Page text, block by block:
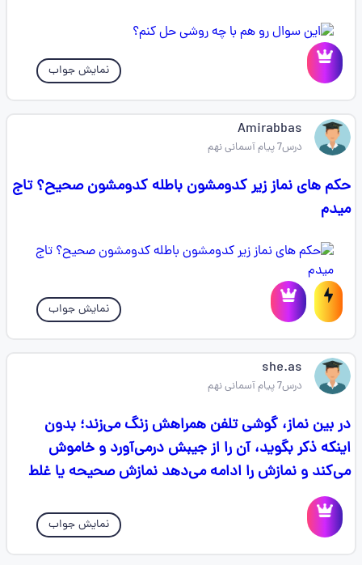
نمایش جواب
Amirabbas
درس7 پیام آسمانی نهم
حکم های نماز زیر کدومشون باطله کدومشون صحیح؟ تاج
میدم
نمایش جواب
she.as
درس7 پیام آسمانی نهم
در بین نماز، گوشی تلفن همراهش زنگ می‌زند؛ بدون
اینکه ذکر بگوید، آن را از جیبش درمی‌آورد و خاموش
می‌کند و نمازش را ادامه می‌دهد نمازش صحیحه یا غلط
نمایش جواب